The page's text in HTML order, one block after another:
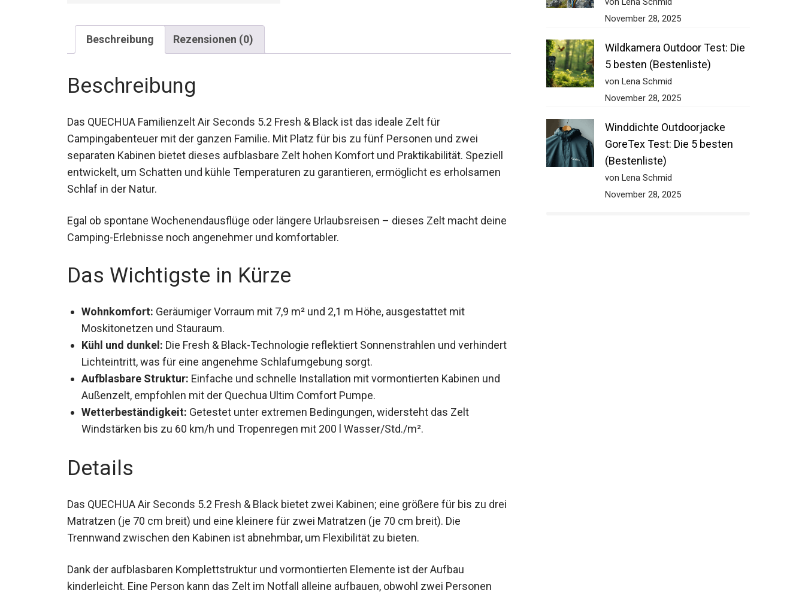
Beschreibung Rezensionen (0)
Beschreibung
Das QUECHUA Familienzelt Air Seconds 5.2 Fresh & Black ist das ideale Zelt für
Campingabenteuer mit der ganzen Familie. Mit Platz für bis zu fünf Personen und zwei
separaten Kabinen bietet dieses aufblasbare Zelt hohen Komfort und Praktikabilität. Speziell
entwickelt, um Schatten und kühle Temperaturen zu garantieren, ermöglicht es erholsamen
Schlaf in der Natur.
Egal ob spontane Wochenendausflüge oder längere Urlaubsreisen – dieses Zelt macht
deine Camping-Erlebnisse noch angenehmer und komfortabler.
Das Wichtigste in Kürze
Wohnkomfort: Geräumiger Vorraum mit 7,9 m² und 2,1 m Höhe, ausgestattet mit
Moskitonetzen und Stauraum.
Kühl und dunkel: Die Fresh & Black-Technologie reflektiert Sonnenstrahlen und
verhindert Lichteintritt, was für eine angenehme Schlafumgebung sorgt.
Aufblasbare Struktur: Einfache und schnelle Installation mit vormontierten Kabinen und
Außenzelt, empfohlen mit der Quechua Ultim Comfort Pumpe.
Wetterbeständigkeit: Getestet unter extremen Bedingungen, widersteht das Zelt
Windstärken bis zu 60 km/h und Tropenregen mit 200 l Wasser/Std./m².
Details
Das QUECHUA Air Seconds 5.2 Fresh & Black bietet zwei Kabinen; eine größere für bis zu
drei Matratzen (je 70 cm breit) und eine kleinere für zwei Matratzen (je 70 cm breit). Die
Trennwand zwischen den Kabinen ist abnehmbar, um Flexibilität zu bieten.
Dank der aufblasbaren Komplettstruktur und vormontierten Elemente ist der Aufbau
kinderleicht. Eine Person kann das Zelt im Notfall alleine aufbauen, obwohl zwei Personen
November 28, 2025
Wildkamera Outdoor Test: Die
5 besten (Bestenliste)
von Lena Schmid
November 28, 2025
Winddichte Outdoorjacke
GoreTex Test: Die 5 besten
(Bestenliste)
von Lena Schmid
November 28, 2025